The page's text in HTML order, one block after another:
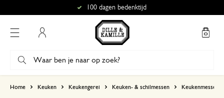
100 dagen bedenktijd
Home Keuken Keukengerei Keuken- & schilmessen Keukenmessen
5